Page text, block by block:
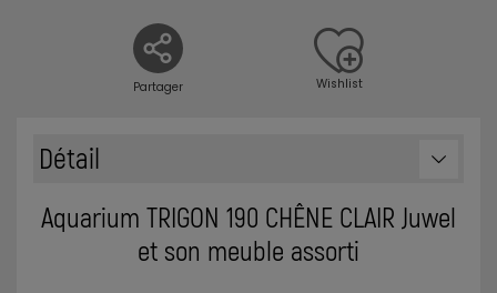
Partager Wishlist
Détail
Aquarium TRIGON 190 CHÊNE CLAIR Juwel
et son meuble assorti